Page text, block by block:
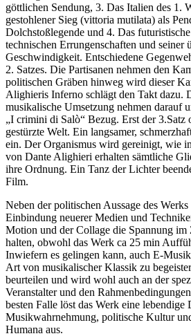
göttlichen Sendung, 3. Das Italien des 1.
gestohlener Sieg (vittoria mutilata) als
Dolchstoßlegende und 4. Das
technischen Errungenschaften und seiner
Geschwindigkeit. Entschiedene
2. Satzes. Die Partisanen nehmen den
politischen Gräben hinweg wird dieser
Alighieris Inferno schlägt den Takt dazu.
musikalische Umsetzung nehmen darauf
„I crimini di Salò“ Bezug. Erst der 3.Satz
gestürzte Welt. Ein langsamer,
ein. Der Organismus wird gereinigt, wie
von Dante Alighieri erhalten sämtliche
ihre Ordnung. Ein Tanz der Lichter
Film.
Neben der politischen Aussage des
Einbindung neuerer Medien und
Motion und der Collage die Spannung im
halten, obwohl das Werk ca 25 min
Inwiefern es gelingen kann, auch E-
Art von musikalischer Klassik zu
beurteilen und wird wohl auch an der
Veranstalter und den
besten Falle löst das Werk eine lebendige
Musikwahrnehmung, politische Kultur
Humana aus.